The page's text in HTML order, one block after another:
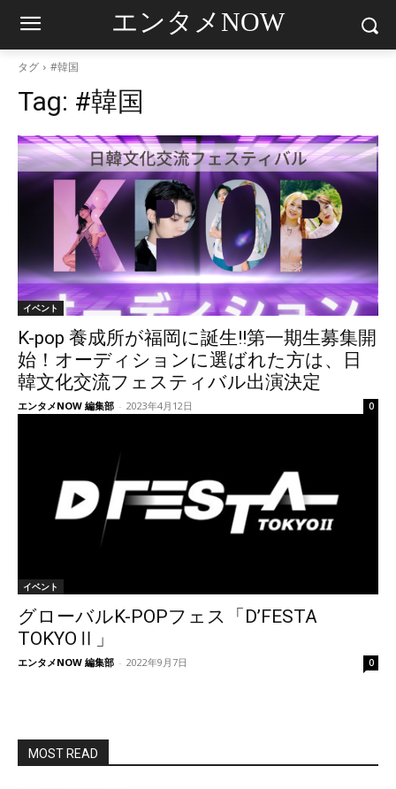
エンタメNOW
タグ #韓国
Tag: #韓国
イベント
K-pop 養成所が福岡に誕生!!第一期生募集開
始！オーディションに選ばれた方は、日
韓文化交流フェスティバル出演決定
エンタメNOW 編集部 - 2023年4月12日 0
イベント
グローバルK-POPフェス「D’FESTA
TOKYOⅡ」
エンタメNOW 編集部 - 2022年9月7日 0
MOST READ